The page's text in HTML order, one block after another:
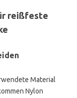
reißfeste
Material
Nylon